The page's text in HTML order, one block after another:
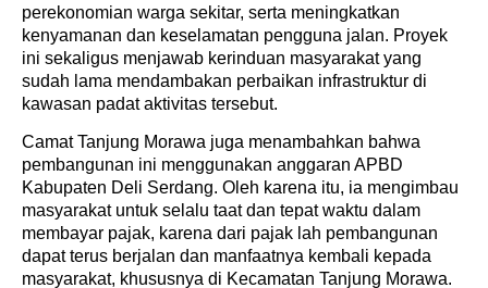
perekonomian warga sekitar, serta meningkatkan
kenyamanan dan keselamatan pengguna jalan. Proyek
ini sekaligus menjawab kerinduan masyarakat yang
sudah lama mendambakan perbaikan infrastruktur di
kawasan padat aktivitas tersebut.
Camat Tanjung Morawa juga menambahkan bahwa
pembangunan ini menggunakan anggaran APBD
Kabupaten Deli Serdang. Oleh karena itu, ia mengimbau
masyarakat untuk selalu taat dan tepat waktu dalam
membayar pajak, karena dari pajak lah pembangunan
dapat terus berjalan dan manfaatnya kembali kepada
masyarakat, khususnya di Kecamatan Tanjung Morawa.